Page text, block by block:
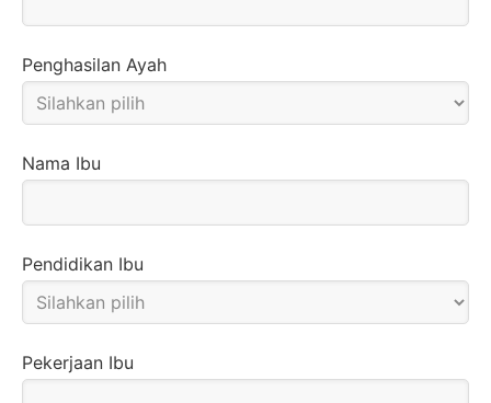
Penghasilan Ayah
Nama Ibu
Pendidikan Ibu
Pekerjaan Ibu